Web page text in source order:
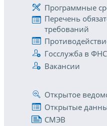
Программные
Перечень
требований
Госслужба в
Вакансии
Открытое
Открытые
СМЭВ